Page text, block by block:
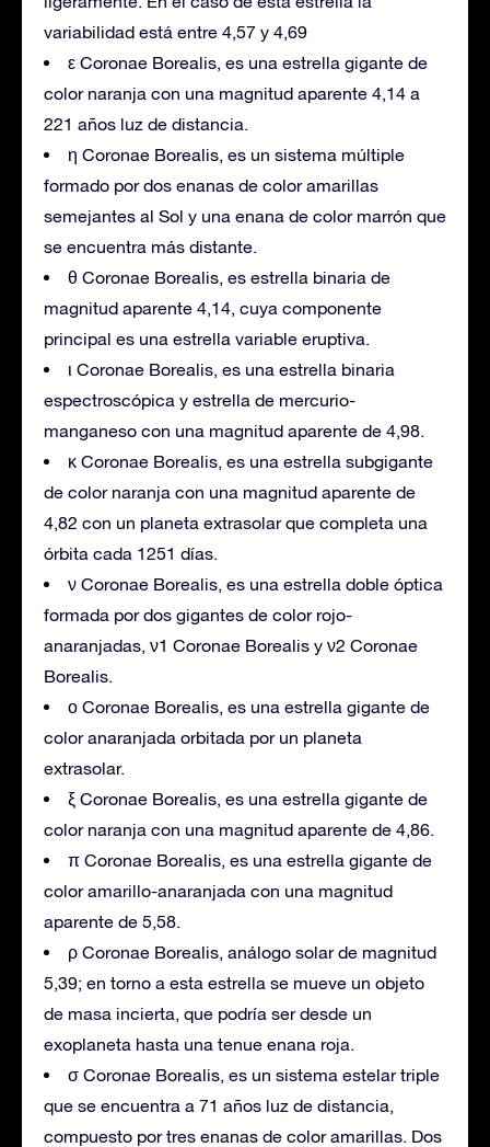
variabilidad está entre 4,57 y 4,69
ε Coronae Borealis, es una estrella gigante de
color naranja con una magnitud aparente 4,14 a
221 años luz de distancia.
η Coronae Borealis, es un sistema múltiple
formado por dos enanas de color amarillas
semejantes al Sol y una enana de color marrón que
se encuentra más distante.
θ Coronae Borealis, es estrella binaria de
magnitud aparente 4,14, cuya componente
principal es una estrella variable eruptiva.
ι Coronae Borealis, es una estrella binaria
espectroscópica y estrella de mercurio-
manganeso con una magnitud aparente de 4,98.
κ Coronae Borealis, es una estrella subgigante
de color naranja con una magnitud aparente de
4,82 con un planeta extrasolar que completa una
órbita cada 1251 días.
ν Coronae Borealis, es una estrella doble óptica
formada por dos gigantes de color rojo-
anaranjadas, ν1 Coronae Borealis y ν2 Coronae
Borealis.
ο Coronae Borealis, es una estrella gigante de
color anaranjada orbitada por un planeta
extrasolar.
ξ Coronae Borealis, es una estrella gigante de
color naranja con una magnitud aparente de 4,86.
π Coronae Borealis, es una estrella gigante de
color amarillo-anaranjada con una magnitud
aparente de 5,58.
ρ Coronae Borealis, análogo solar de magnitud
5,39; en torno a esta estrella se mueve un objeto
de masa incierta, que podría ser desde un
exoplaneta hasta una tenue enana roja.
σ Coronae Borealis, es un sistema estelar triple
que se encuentra a 71 años luz de distancia,
compuesto por tres enanas de color amarillas. Dos